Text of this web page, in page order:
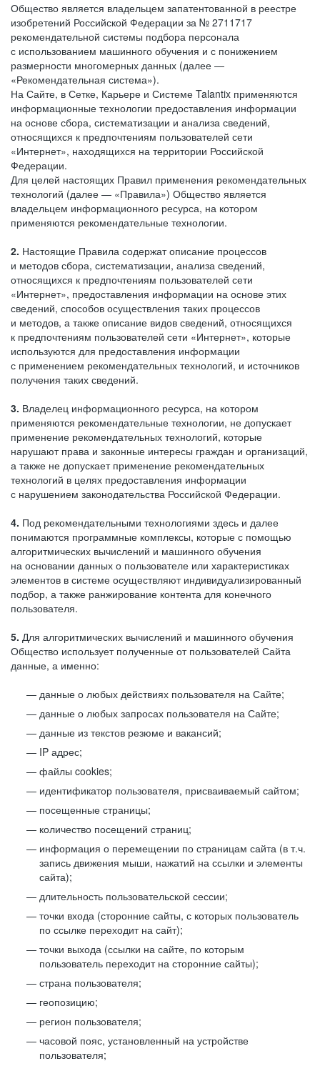
Общество является владельцем запатентованной в реестре
изобретений Российской Федерации за № 2711717
рекомендательной системы подбора персонала
с использованием машинного обучения и с понижением
размерности многомерных данных (далее —
«Рекомендательная система»).
На Сайте, в Сетке, Карьере и Системе Talantix применяются
информационные технологии предоставления информации
на основе сбора, систематизации и анализа сведений,
относящихся к предпочтениям пользователей сети
«Интернет», находящихся на территории Российской
Федерации.
Для целей настоящих Правил применения рекомендательных
технологий (далее — «Правила») Общество является
владельцем информационного ресурса, на котором
применяются рекомендательные технологии.
2. Настоящие Правила содержат описание процессов
и методов сбора, систематизации, анализа сведений,
относящихся к предпочтениям пользователей сети
«Интернет», предоставления информации на основе этих
сведений, способов осуществления таких процессов
и методов, а также описание видов сведений, относящихся
к предпочтениям пользователей сети «Интернет», которые
используются для предоставления информации
с применением рекомендательных технологий, и источников
получения таких сведений.
3. Владелец информационного ресурса, на котором
применяются рекомендательные технологии, не допускает
применение рекомендательных технологий, которые
нарушают права и законные интересы граждан и организаций,
а также не допускает применение рекомендательных
технологий в целях предоставления информации
с нарушением законодательства Российской Федерации.
4. Под рекомендательными технологиями здесь и далее
понимаются программные комплексы, которые с помощью
алгоритмических вычислений и машинного обучения
на основании данных о пользователе или характеристиках
элементов в системе осуществляют индивидуализированный
подбор, а также ранжирование контента для конечного
пользователя.
5. Для алгоритмических вычислений и машинного обучения
Общество использует полученные от пользователей Сайта
данные, а именно:
данные о любых действиях пользователя на Сайте;
данные о любых запросах пользователя на Сайте;
данные из текстов резюме и вакансий;
IP адрес;
файлы cookies;
идентификатор пользователя, присваиваемый сайтом;
посещенные страницы;
количество посещений страниц;
информация о перемещении по страницам сайта (в т.ч.
запись движения мыши, нажатий на ссылки и элементы
сайта);
длительность пользовательской сессии;
точки входа (сторонние сайты, с которых пользователь
по ссылке переходит на сайт);
точки выхода (ссылки на сайте, по которым
пользователь переходит на сторонние сайты);
страна пользователя;
геопозицию;
регион пользователя;
часовой пояс, установленный на устройстве
пользователя;